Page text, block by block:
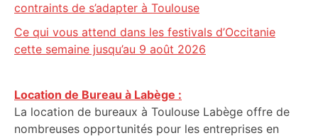
contraints de s’adapter à Toulouse
Ce qui vous attend dans les festivals d’Occitanie
cette semaine jusqu’au 9 août 2026
Location de Bureau à Labège :
La location de bureaux à Toulouse Labège offre de
nombreuses opportunités pour les entreprises en